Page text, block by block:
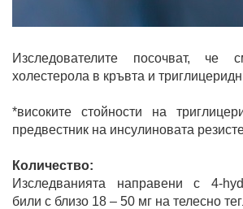
Изследователите посочват, че
холестерола в кръвта и
*високите стойности на
предвестник на инсулиновата
Количество:
Изследванията направени с 4-
били с близо 18 – 50 мг на телесно